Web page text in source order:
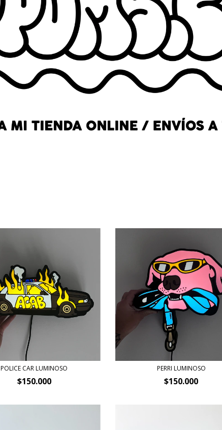
POLICE CAR LUMINOSO
$150.000
PERRI LUMINOSO
$150.000